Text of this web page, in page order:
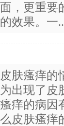
，更重要
效果。一
肤瘙痒的
出现了皮
痒的病因
皮肤瘙痒